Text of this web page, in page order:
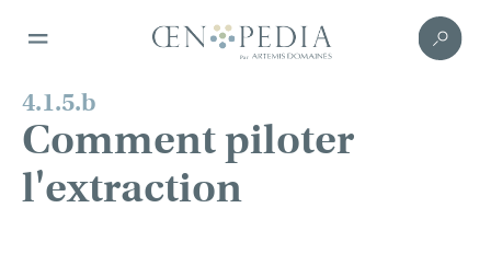
4.1.5.b
Comment piloter
l'extraction